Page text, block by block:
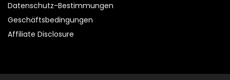
Datenschutz-Bestimmungen
Geschäftsbedingungen
Affiliate Disclosure